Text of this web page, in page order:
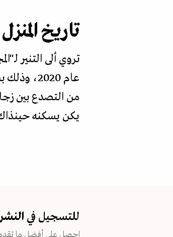
تاريخ المنزل
عام
من التصدع بين
يكن يسكنه حينذاك،
للتسجيل في
احصل على أفضل ما